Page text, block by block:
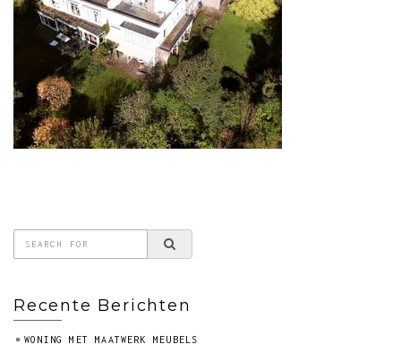
Recente Berichten
WONING MET MAATWERK MEUBELS